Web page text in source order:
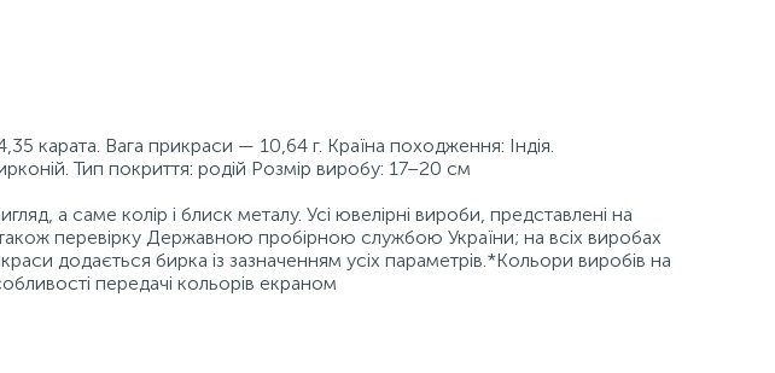
карата. Вага прикраси — 10,64 г. Країна походження: Індія.
Тип покриття: родій Розмір виробу: 17–20 см
а саме колір і блиск металу. Усі ювелірні вироби, представлені на
перевірку Державною пробірною службою України; на всіх виробах
додається бирка із зазначенням усіх параметрів.*Кольори виробів на
передачі кольорів екраном